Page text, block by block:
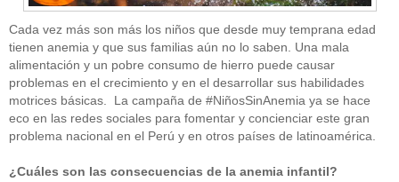
Cada vez más son más los niños que desde muy temprana edad
tienen anemia y que sus familias aún no lo saben. Una mala
alimentación y un pobre consumo de hierro puede causar
problemas en el crecimiento y en el desarrollar sus habilidades
motrices básicas. La campaña de #NiñosSinAnemia ya se hace
eco en las redes sociales para fomentar y concienciar este gran
problema nacional en el Perú y en otros países de latinoamérica.
¿Cuáles son las consecuencias de la anemia infantil?